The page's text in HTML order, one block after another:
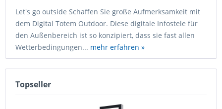
Let's go outside Schaffen Sie große Aufmerksamkeit mit
dem Digital Totem Outdoor. Diese digitale Infostele für
den Außenbereich ist so konzipiert, dass sie fast allen
Wetterbedingungen... mehr erfahren »
Topseller